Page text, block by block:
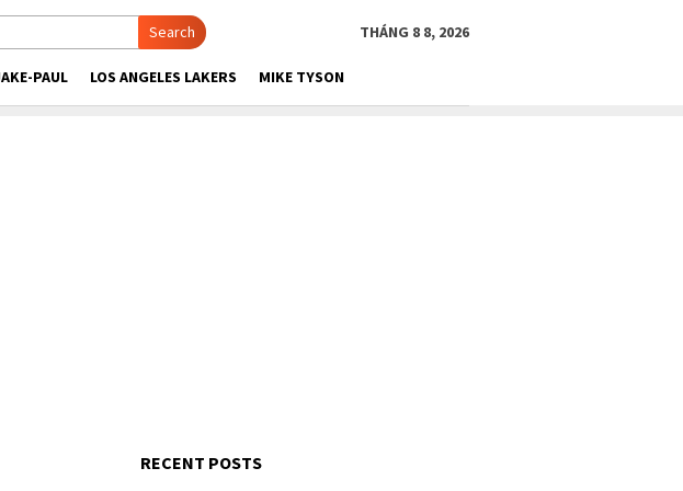
Search THÁNG 8 8, 2026
PAUL LOS ANGELES LAKERS MIKE TYSON
RECENT POSTS